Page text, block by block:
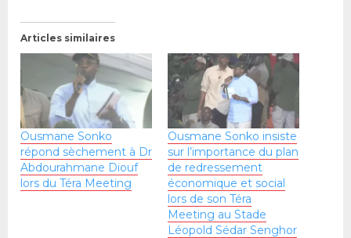
Articles similaires
Ousmane Sonko
répond sèchement à Dr
Abdourahmane Diouf
lors du Téra Meeting
Ousmane Sonko insiste
sur l’importance du plan
de redressement
économique et social
lors de son Téra
Meeting au Stade
Léopold Sédar Senghor